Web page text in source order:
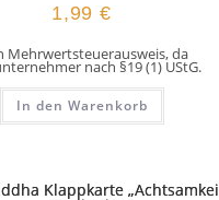
1,99€
Mehrwertsteuerausweis, da
nach §19 (1) UStG.
In den Warenkorb